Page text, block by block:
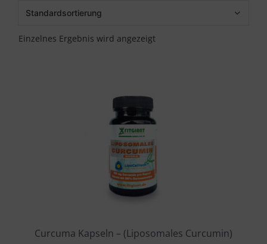
Einzelnes Ergebnis wird angezeigt
Curcuma Kapseln – (Liposomales Curcumin)